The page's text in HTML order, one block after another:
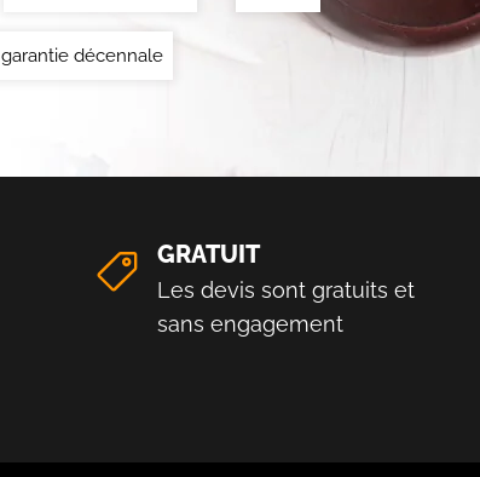
garantie décennale
GRATUIT
Les devis sont gratuits et
sans engagement